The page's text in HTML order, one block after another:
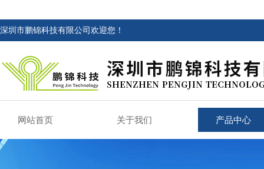
深圳市鹏锦科技有限公司欢迎您！
网站首页 关于我们 产品中心